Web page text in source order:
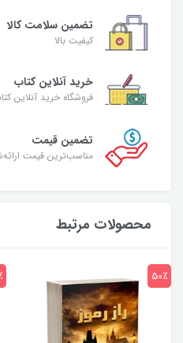
تضمین سلامت کالا
کیفیت بالا
خرید آنلاین کتاب
فروشگاه خرید آنلاین
تضمین قیمت
مناسب‌ترین قیمت
محصولات مرتبط
50٪